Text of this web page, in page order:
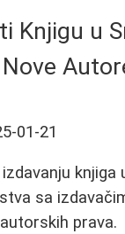
Knjigu u
01-21
knjiga
sa
prava.